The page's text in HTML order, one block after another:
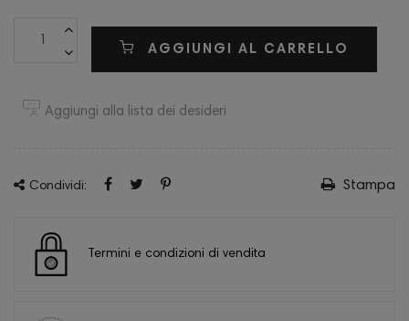
AGGIUNGI AL CARRELLO
Aggiungi alla lista dei desideri
Condividi: Stampa
Termini e condizioni di vendita